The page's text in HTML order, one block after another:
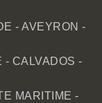
-AVEYRON -
- CALVADOS -
MARITIME -